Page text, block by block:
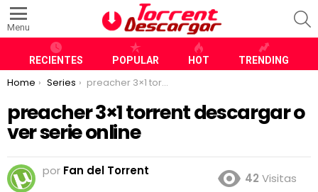
Menu
RECIENTES POPULAR HOT TRENDING
You are here:
Home Series preacher 3×1 torrent descargar o ver serie online
preacher 3×1 torrent descargar o
ver serie online
por Fan del Torrent
42 Visitas